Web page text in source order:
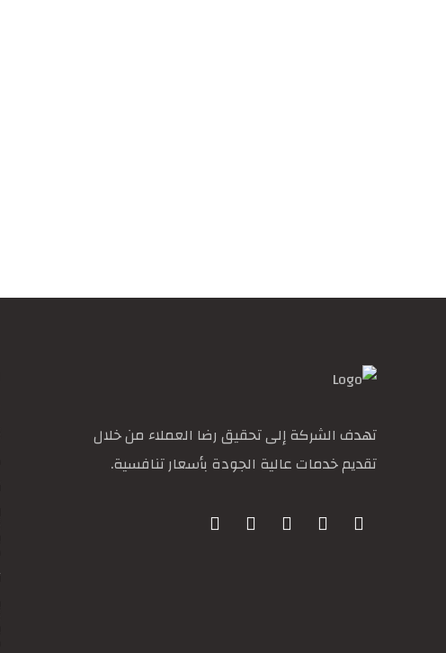
تهدف الشركة إلى تحقيق رضا العملاء من خلال
تقديم خدمات عالية الجودة بأسعار تنافسية.